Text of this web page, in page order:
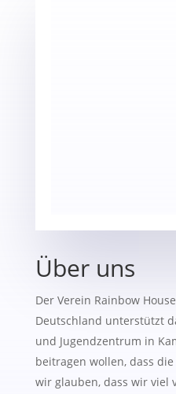
Über uns
Der Verein Rainbow
Deutschland unterstützt
und Jugendzentrum in
beitragen wollen, dass
wir glauben, dass wir viel